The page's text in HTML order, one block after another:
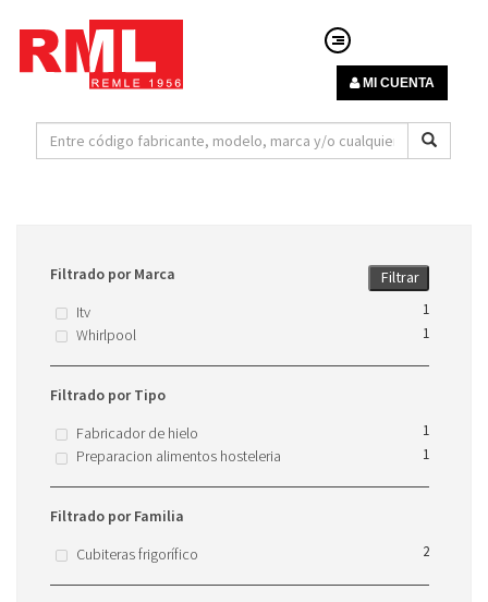
MI CUENTA
Filtrar
Filtrado por Marca
Itv
1
Whirlpool 1
Filtrado por Tipo
Fabricador de hielo
1
Preparacion alimentos hosteleria 1
Filtrado por Familia
Cubiteras frigorífico
2